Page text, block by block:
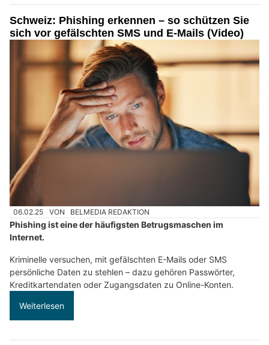
Schweiz: Phishing erkennen – so schützen Sie
sich vor gefälschten SMS und E-Mails (Video)
06.02.25 VON BELMEDIA REDAKTION
Phishing ist eine der häufigsten Betrugsmaschen im
Internet.
Kriminelle versuchen, mit gefälschten E-Mails oder SMS
persönliche Daten zu stehlen – dazu gehören Passwörter,
Kreditkartendaten oder Zugangsdaten zu Online-Konten.
Weiterlesen